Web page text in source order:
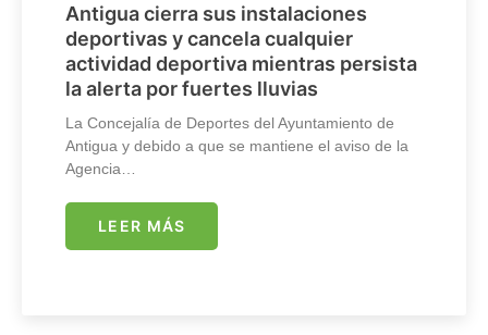
Antigua cierra sus instalaciones
deportivas y cancela cualquier
actividad deportiva mientras persista
la alerta por fuertes lluvias
La Concejalía de Deportes del Ayuntamiento de
Antigua y debido a que se mantiene el aviso de la
Agencia…
LEER MÁS